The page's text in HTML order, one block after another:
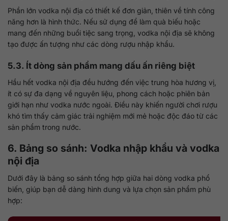
Phần lớn vodka nội địa có thiết kế đơn giản, thiên về tính công
năng hơn là hình thức. Nếu sử dụng để làm quà biếu hoặc
mang đến những buổi tiệc sang trọng, vodka nội địa sẽ không
tạo được ấn tượng như các dòng rượu nhập khẩu.
5.3. Ít dòng sản phẩm mang dấu ấn riêng biệt
Hầu hết vodka nội địa đều hướng đến việc trung hòa hương vị,
ít có sự đa dạng về nguyên liệu, phong cách hoặc phiên bản
giới hạn như vodka nước ngoài. Điều này khiến người chơi rượu
khó tìm thấy cảm giác trải nghiệm mới mẻ hoặc độc đáo từ các
sản phẩm trong nước.
6. Bảng so sánh: Vodka nhập khẩu và vodka
nội địa
Dưới đây là bảng so sánh tổng hợp giữa hai dòng vodka phổ
biến, giúp bạn dễ dàng hình dung và lựa chọn sản phẩm phù
hợp: